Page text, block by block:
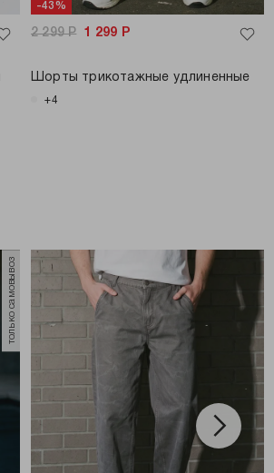
-43%
2 299Р 1 299 Р
Шорты трикотажные удлиненные
+4
только самовывоз